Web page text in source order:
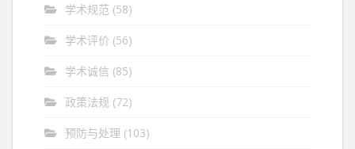
学术规范 (58)
学术评价 (56)
学术诚信 (85)
政策法规 (72)
预防与处理 (103)